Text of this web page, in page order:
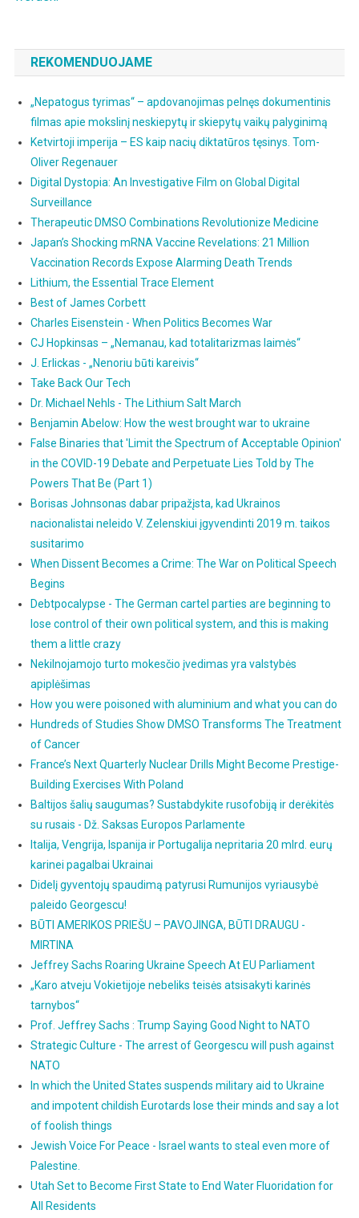
REKOMENDUOJAME
„Nepatogus tyrimas“ – apdovanojimas pelnęs dokumentinis
filmas apie mokslinį neskiepytų ir skiepytų vaikų palyginimą
Ketvirtoji imperija – ES kaip nacių diktatūros tęsinys. Tom-
Oliver Regenauer
Digital Dystopia: An Investigative Film on Global Digital
Surveillance
Therapeutic DMSO Combinations Revolutionize Medicine
Japan’s Shocking mRNA Vaccine Revelations: 21 Million
Vaccination Records Expose Alarming Death Trends
Lithium, the Essential Trace Element
Best of James Corbett
Charles Eisenstein - When Politics Becomes War
CJ Hopkinsas – „Nemanau, kad totalitarizmas laimės“
J. Erlickas - „Nenoriu būti kareivis“
Take Back Our Tech
Dr. Michael Nehls - The Lithium Salt March
Benjamin Abelow: How the west brought war to ukraine
False Binaries that 'Limit the Spectrum of Acceptable Opinion'
in the COVID-19 Debate and Perpetuate Lies Told by The
Powers That Be (Part 1)
Borisas Johnsonas dabar pripažįsta, kad Ukrainos
nacionalistai neleido V. Zelenskiui įgyvendinti 2019 m. taikos
susitarimo
When Dissent Becomes a Crime: The War on Political Speech
Begins
Debtpocalypse - The German cartel parties are beginning to
lose control of their own political system, and this is making
them a little crazy
Nekilnojamojo turto mokesčio įvedimas yra valstybės
apiplėšimas
How you were poisoned with aluminium and what you can do
Hundreds of Studies Show DMSO Transforms The Treatment
of Cancer
France’s Next Quarterly Nuclear Drills Might Become Prestige-
Building Exercises With Poland
Baltijos šalių saugumas? Sustabdykite rusofobiją ir derėkitės
su rusais - Dž. Saksas Europos Parlamente
Italija, Vengrija, Ispanija ir Portugalija nepritaria 20 mlrd. eurų
karinei pagalbai Ukrainai
Didelį gyventojų spaudimą patyrusi Rumunijos vyriausybė
paleido Georgescu!
BŪTI AMERIKOS PRIEŠU – PAVOJINGA, BŪTI DRAUGU -
MIRTINA
Jeffrey Sachs Roaring Ukraine Speech At EU Parliament
„Karo atveju Vokietijoje nebeliks teisės atsisakyti karinės
tarnybos“
Prof. Jeffrey Sachs : Trump Saying Good Night to NATO
Strategic Culture - The arrest of Georgescu will push against
NATO
In which the United States suspends military aid to Ukraine
and impotent childish Eurotards lose their minds and say a lot
of foolish things
Jewish Voice For Peace - Israel wants to steal even more of
Palestine.
Utah Set to Become First State to End Water Fluoridation for
All Residents